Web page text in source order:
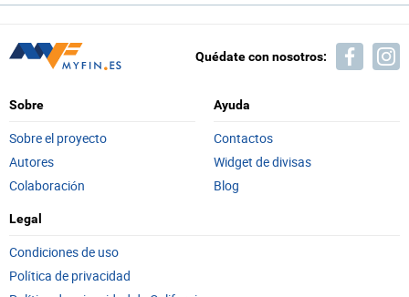
Quédate con nosotros:
Sobre
Sobre el proyecto
Autores
Colaboración
Ayuda
Contactos
Widget de divisas
Blog
Legal
Condiciones de uso
Política de privacidad